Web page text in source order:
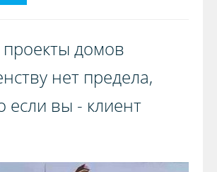
домов
нет предела,
если вы - клиент